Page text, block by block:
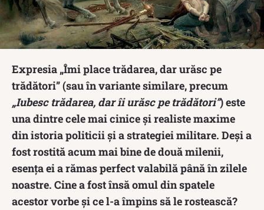
Expresia „Îmi place trădarea, dar urăsc pe
trădători” (sau în variante similare, precum
„Iubesc trădarea, dar îi urăsc pe trădători”) este
una dintre cele mai cinice și realiste maxime
din istoria politicii și a strategiei militare. Deși a
fost rostită acum mai bine de două milenii,
esența ei a rămas perfect valabilă până în zilele
noastre. Cine a fost însă omul din spatele
acestor vorbe și ce l-a împins să le rostească?